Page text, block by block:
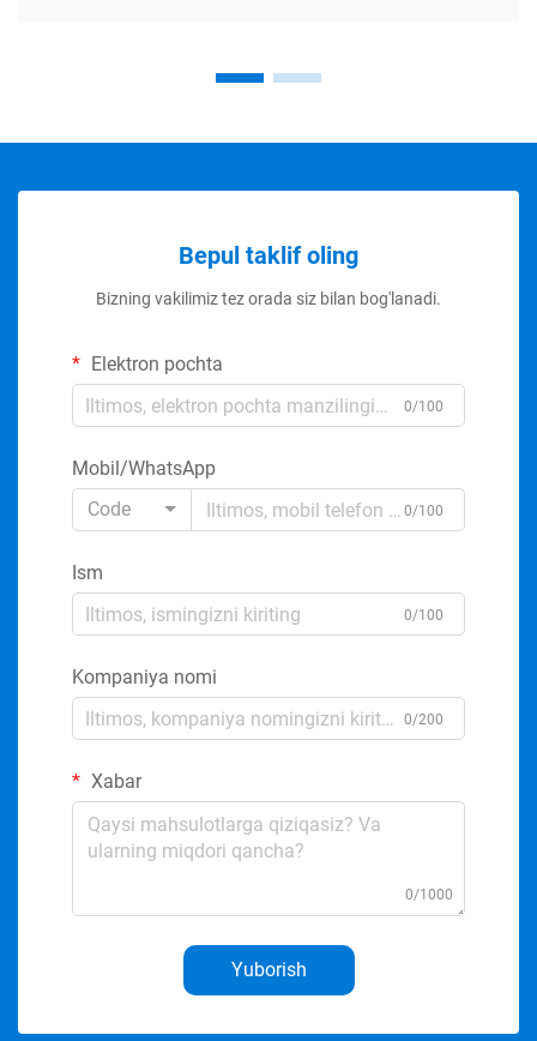
Bepul taklif oling
Bizning vakilimiz tez orada siz bilan bog'lanadi.
Elektron pochta
0/100
Mobil/WhatsApp
Code
0/100
Ism
0/100
Kompaniya nomi
0/200
Xabar
0/1000
Yuborish